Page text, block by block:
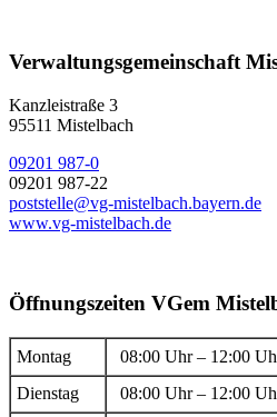
Verwaltungsgemeinschaft
Kanzleistraße 3
95511 Mistelbach
09201 987-0
09201 987-22
poststelle@vg-mistelbach.bayern.de
www.vg-mistelbach.de
Öffnungszeiten VGem
Montag 08:00 Uhr – 12:00
Dienstag
08:00 Uhr – 12:00